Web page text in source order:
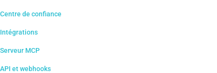
Centre de confiance
Intégrations
Serveur MCP
API et webhooks